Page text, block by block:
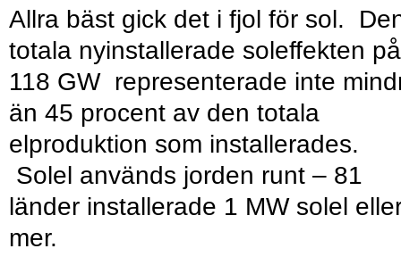
Allra bäst gick det i fjol för sol.
totala nyinstallerade soleffekten på
118 GW representerade inte
än 45 procent av den totala
elproduktion som installerades.
Solel används jorden runt – 81
länder installerade 1 MW solel
mer.